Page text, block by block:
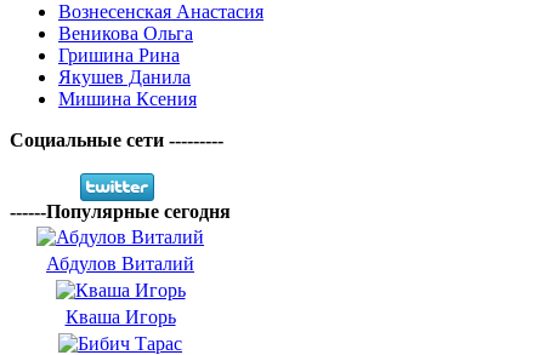
Вознесенская Анастасия
Веникова Ольга
Гришина Рина
Якушев Данила
Мишина Ксения
Социальные сети ---------
------Популярные сегодня
Абдулов Виталий
Кваша Игорь